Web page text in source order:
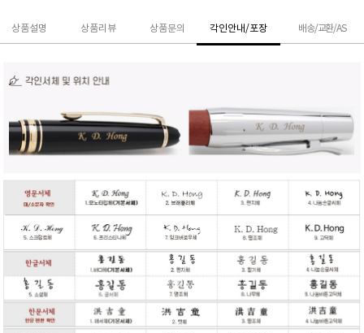
상품설명 상품리뷰 상품문의 각인안내/포장 배송/교환/AS